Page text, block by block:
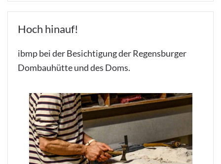
Hoch hinauf!
ibmp bei der Besichtigung der Regensburger
Dombauhütte und des Doms.